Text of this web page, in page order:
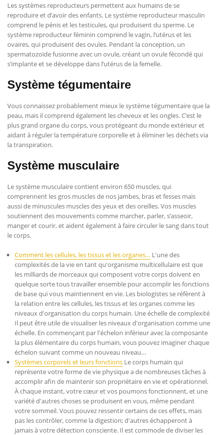
Les systèmes reproducteurs permettent aux humains de se
reproduire et d’avoir des enfants. Le système reproducteur masculin
comprend le pénis et les testicules, qui produisent du sperme. Le
système reproducteur féminin comprend le vagin, l’utérus et les
ovaires, qui produisent des ovules. Pendant la conception, un
spermatozoïde fusionne avec un ovule, créant un ovule fécondé qui
s’implante et se développe dans l’utérus de la femelle.
Système tégumentaire
Vous connaissez probablement mieux le système tégumentaire que la
peau, mais il comprend également les cheveux et les ongles. C’est le
plus grand organe du corps, vous protégeant du monde extérieur et
aidant à réguler la température corporelle et à éliminer les déchets via
la transpiration.
Système musculaire
Le système musculaire contient environ 650 muscles, qui
comprennent les gros muscles de nos jambes, bras et fesses mais
aussi de minuscules muscles des yeux et des oreilles. Vos muscles
soutiennent des mouvements comme marcher, parler, s’asseoir,
manger et courir, et aident également à faire circuler le sang dans tout
le corps.
Comment les cellules, les tissus et les organes… L'une des
complexités de la vie en tant qu'organisme multicellulaire est que
les milliards de morceaux qui composent votre corps doivent en
quelque sorte tous travailler ensemble pour accomplir les fonctions
de base qui vous maintiennent en vie. Les biologistes se réfèrent à
la relation entre les cellules, les tissus et les organes comme les
niveaux d'organisation du corps humain. Une échelle de complexité
Il peut être utile de visualiser les niveaux d'organisation comme une
échelle. En commençant par l'échelon inférieur avec la composante
la plus élémentaire du corps humain, vous pouvez imaginer chaque
échelon suivant comme un nouveau niveau…
Systèmes corporels et leurs fonctions Le corps humain qui
représente votre forme de vie physique a de nombreuses tâches à
accomplir afin de maintenir son propriétaire en vie et opérationnel.
À chaque instant, votre cœur et vos poumons fonctionnent, et une
variété d'autres choses se produisent en vous, même pendant
votre sommeil. Vous pouvez ressentir certains de ces effets, mais
pas les contrôler, comme la digestion; d'autres échapperont à
jamais à votre détection consciente. Il est commode de diviser les